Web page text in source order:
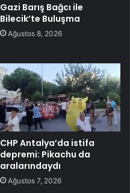
Gazi Barış Bağcı ile
Bilecik’te Buluşma
Ağustos 8, 2026
CHP Antalya’da istifa
depremi: Pikachu da
aralarındaydı
Ağustos 7, 2026